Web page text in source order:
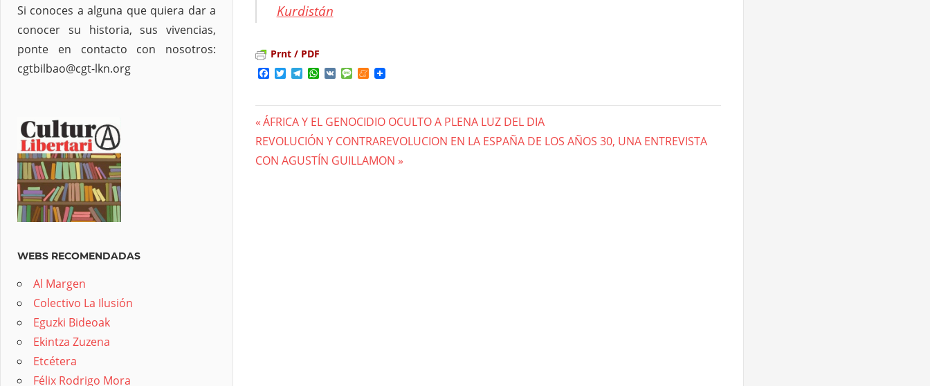
Kurdistán
Prnt / PDF
Facebook
TwitterTelegram
WhatsApp
VK MessageMeneame
Navegación
de
Previous
Post:
ÁFRICA Y EL GENOCIDIO OCULTO A PLENA LUZ DEL DIA
Next
Post:
REVOLUCIÓN Y CONTRAREVOLUCION EN LA ESPAÑA DE LOS AÑOS 30, UNA ENTREVISTA
CON AGUSTÍN GUILLAMON
Si conoces a alguna que quiera dar a
conocer su historia, sus vivencias,
ponte en contacto con nosotros:
cgtbilbao@cgt-lkn.org
WEBS RECOMENDADAS
Al Margen
Colectivo La Ilusión
Eguzki Bideoak
Ekintza Zuzena
Etcétera
Félix Rodrigo Mora